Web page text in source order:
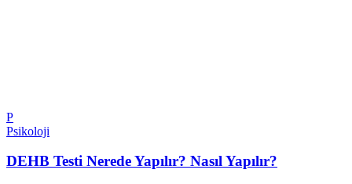
P
Psikoloji
DEHB Testi Nerede Yapılır? Nasıl Yapılır?